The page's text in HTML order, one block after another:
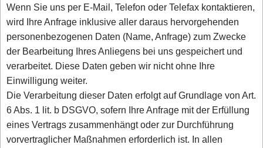
Wenn Sie uns per E-Mail, Telefon oder Telefax kontaktieren,
wird Ihre Anfrage inklusive aller daraus hervorgehenden
personenbezogenen Daten (Name, Anfrage) zum Zwecke
der Bearbeitung Ihres Anliegens bei uns gespeichert und
verarbeitet. Diese Daten geben wir nicht ohne Ihre
Einwilligung weiter.
Die Verarbeitung dieser Daten erfolgt auf Grundlage von Art.
6 Abs. 1 lit. b DSGVO, sofern Ihre Anfrage mit der Erfüllung
eines Vertrags zusammenhängt oder zur Durchführung
vorvertraglicher Maßnahmen erforderlich ist. In allen